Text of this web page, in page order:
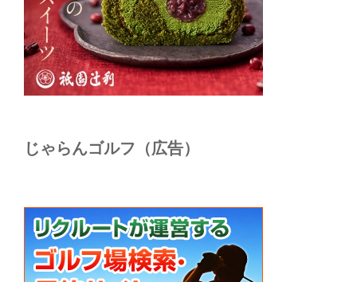
じゃらんゴルフ（広告）